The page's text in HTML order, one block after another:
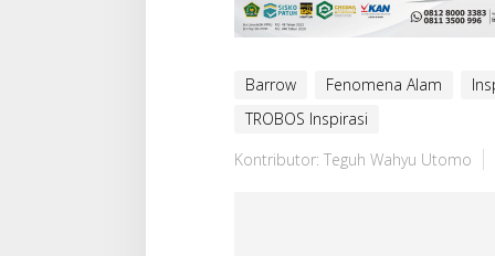
Barrow Fenomena Alam
TROBOS Inspirasi
Kontributor: Teguh Wahyu Utomo